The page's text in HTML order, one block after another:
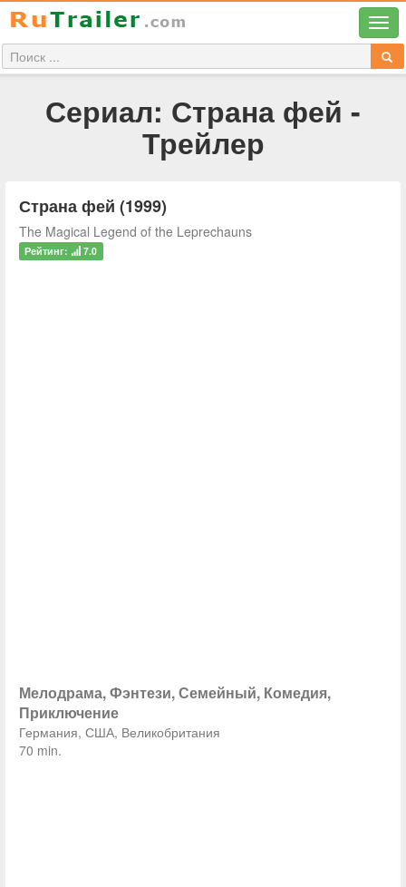
Сериал: Страна фей -
Трейлер
Страна фей (1999)
The Magical Legend of the Leprechauns
Рейтинг: 7.0
Мелодрама, Фэнтези, Семейный, Комедия,
Приключение
Германия, США, Великобритания
70 min.